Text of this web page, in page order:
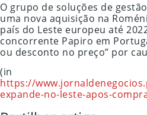
O grupo de soluções de
uma nova aquisição na
país do Leste europeu até
concorrente Papiro em
ou desconto no preço” por
(in
https://
expande-no-leste-apos-